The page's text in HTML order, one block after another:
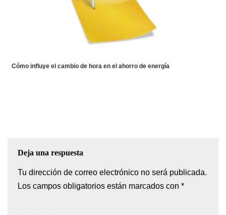
Cómo influye el cambio de hora en el ahorro de energía
Deja una respuesta
Tu dirección de correo electrónico no será publicada.
Los campos obligatorios están marcados con *